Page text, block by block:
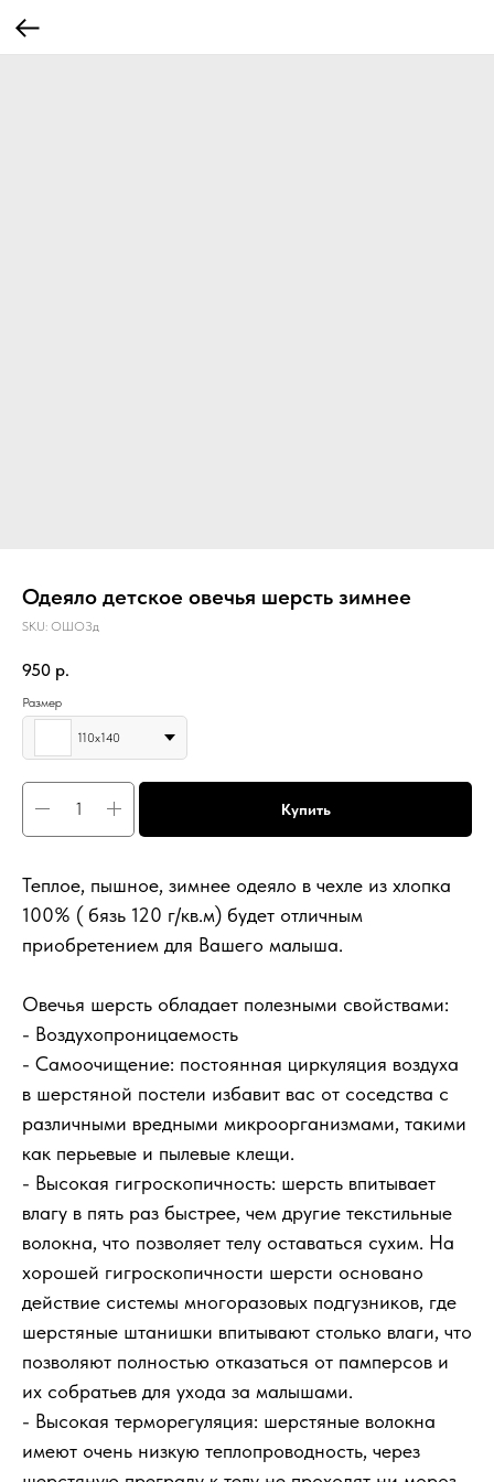
Одеяло детское овечья шерсть зимнее
SKU: ОШОЗд
950 р.
Размер
110х140
Купить
Теплое, пышное, зимнее одеяло в чехле из хлопка
100% ( бязь 120 г/кв.м) будет отличным
приобретением для Вашего малыша.
Овечья шерсть обладает полезными свойствами:
- Воздухопроницаемость
- Самоочищение: постоянная циркуляция воздуха
в шерстяной постели избавит вас от соседства с
различными вредными микроорганизмами, такими
как перьевые и пылевые клещи.
- Высокая гигроскопичность: шерсть впитывает
влагу в пять раз быстрее, чем другие текстильные
волокна, что позволяет телу оставаться сухим. На
хорошей гигроскопичности шерсти основано
действие системы многоразовых подгузников, где
шерстяные штанишки впитывают столько влаги, что
позволяют полностью отказаться от памперсов и
их собратьев для ухода за малышами.
- Высокая терморегуляция: шерстяные волокна
имеют очень низкую теплопроводность, через